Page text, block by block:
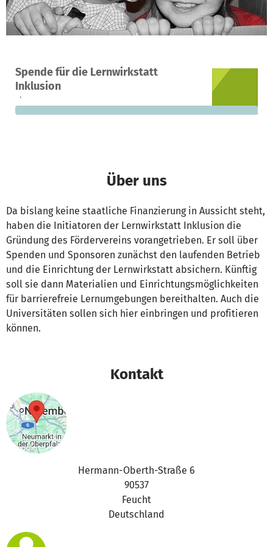
Spende für die Lernwirkstatt
Inklusion
Ein Projekt in Feucht, Deutschland
0 1.000 €
Über uns
Da bislang keine staatliche Finanzierung in Aussicht steht,
haben die Initiatoren der Lernwirkstatt Inklusion die
Gründung des Fördervereins vorangetrieben. Er soll über
Spenden und Sponsoren zunächst den laufenden Betrieb
und die Einrichtung der Lernwirkstatt absichern. Künftig
soll sie dann Materialien und Einrichtungsmöglichkeiten
für barrierefreie Lernumgebungen bereithalten. Auch die
Universitäten sollen sich hier einbringen und profitieren
können.
Kontakt
Hermann-Oberth-Straße 6
90537
Feucht
Deutschland